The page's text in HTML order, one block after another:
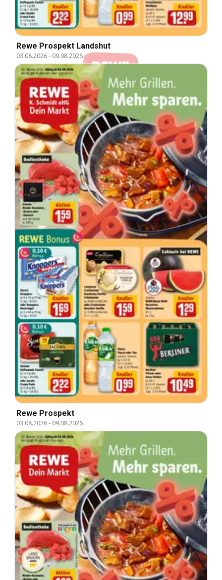
Rewe Prospekt Landshut
03.08.2026- 09.08.2026
Rewe Prospekt
03.08.2026- 09.08.2026